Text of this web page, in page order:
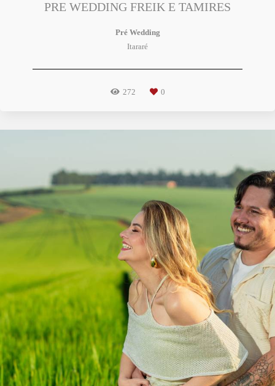
PRE WEDDING FREIK E TAMIRES
Pré Wedding
Itararé
272 0